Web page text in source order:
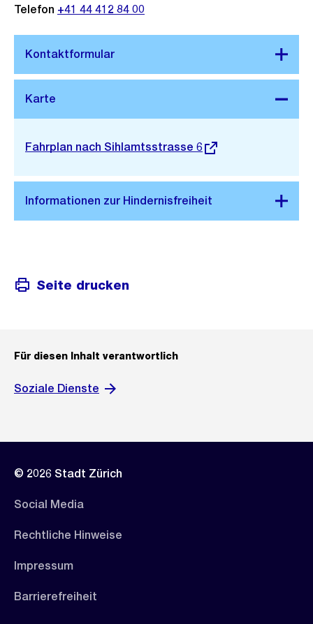
Stadtplan 3D
Externer
Fahrplan nach Sihlamtsstrasse 6
Telefon +41 44 412 84 00
Seite drucken
Für diesen Inhalt verantwortlich
Soziale Dienste
© 2026 Stadt Zürich
Social Media
Rechtliche Hinweise
Impressum
Barrierefreiheit